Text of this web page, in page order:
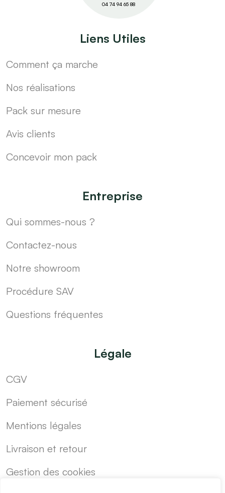
04 74 94 65 88
Liens Utiles
Comment ça marche
Nos réalisations
Pack sur mesure
Avis clients
Concevoir mon pack
Entreprise
Qui sommes-nous ?
Contactez-nous
Notre showroom
Procédure SAV
Questions fréquentes
Légale
CGV
Paiement sécurisé
Mentions légales
Livraison et retour
Gestion des cookies